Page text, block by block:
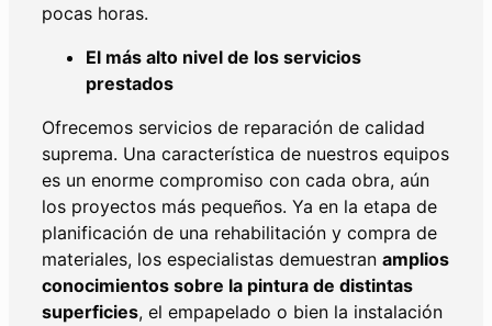
pocas horas.
El más alto nivel de los servicios
prestados
Ofrecemos servicios de reparación de calidad
suprema. Una característica de nuestros equipos
es un enorme compromiso con cada obra, aún
los proyectos más pequeños. Ya en la etapa de
planificación de una rehabilitación y compra de
materiales, los especialistas demuestran amplios
conocimientos sobre la pintura de distintas
superficies, el empapelado o bien la instalación